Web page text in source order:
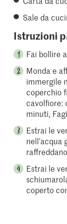
Sale da
Istruzioni
Fai bollire
Monda e
immergile
coperchio
cavolfiore:
minuti,
Estrai le
nell’acqua
Estrai le
coperto